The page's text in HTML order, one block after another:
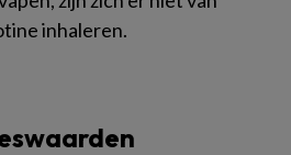
inhaleren.